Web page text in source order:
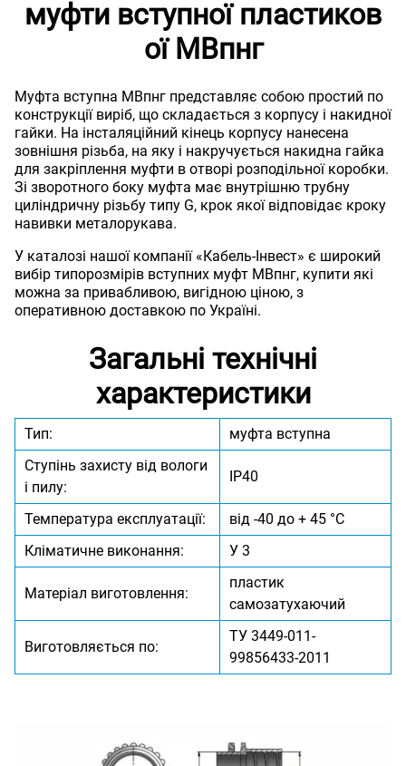
муфти вступної пластиков
ої МВпнг
Муфта вступна МВпнг представляє собою простий по
конструкції виріб, що складається з корпусу і накидної
гайки. На інсталяційний кінець корпусу нанесена
зовнішня різьба, на яку і накручується накидна гайка
для закріплення муфти в отворі розподільної коробки.
Зі зворотного боку муфта має внутрішню трубну
циліндричну різьбу типу G, крок якої відповідає кроку
навивки металорукава.
У каталозі нашої компанії «Кабель-Інвест» є широкий
вибір типорозмірів вступних муфт МВпнг, купити які
можна за привабливою, вигідною ціною, з
оперативною доставкою по Україні.
Загальні технічні
характеристики
Тип:
муфта вступна
Ступінь захисту від вологи
і пилу:
IP40
Температура експлуатації:
від -40 до + 45 °C
Кліматичне виконання:
У 3
Матеріал виготовлення:
пластик
самозатухаючий
Виготовляється по:
ТУ 3449-011-
99856433-2011